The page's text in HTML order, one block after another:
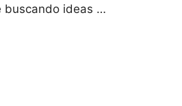
buscando ideas …